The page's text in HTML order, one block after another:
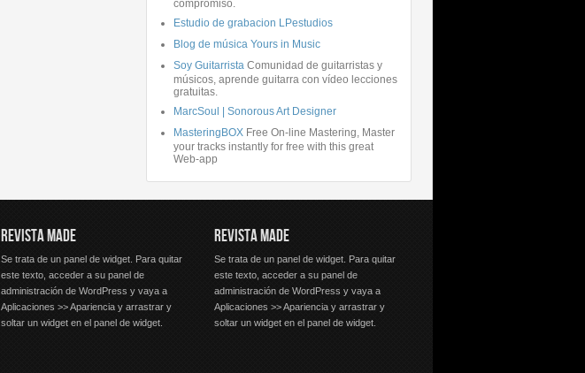
compromiso.
Estudio de grabacion LPestudios
Blog de música Yours in Music
Soy Guitarrista Comunidad de guitarristas y
músicos, aprende guitarra con vídeo lecciones
gratuitas.
MarcSoul | Sonorous Art Designer
MasteringBOX Free On-line Mastering, Master
your tracks instantly for free with this great
Web-app
REVISTA MADE
Se trata de un panel de widget. Para quitar
este texto, acceder a su panel de
administración de WordPress y vaya a
Aplicaciones >> Apariencia y arrastrar y
soltar un widget en el panel de widget.
REVISTA MADE
Se trata de un panel de widget. Para quitar
este texto, acceder a su panel de
administración de WordPress y vaya a
Aplicaciones >> Apariencia y arrastrar y
soltar un widget en el panel de widget.